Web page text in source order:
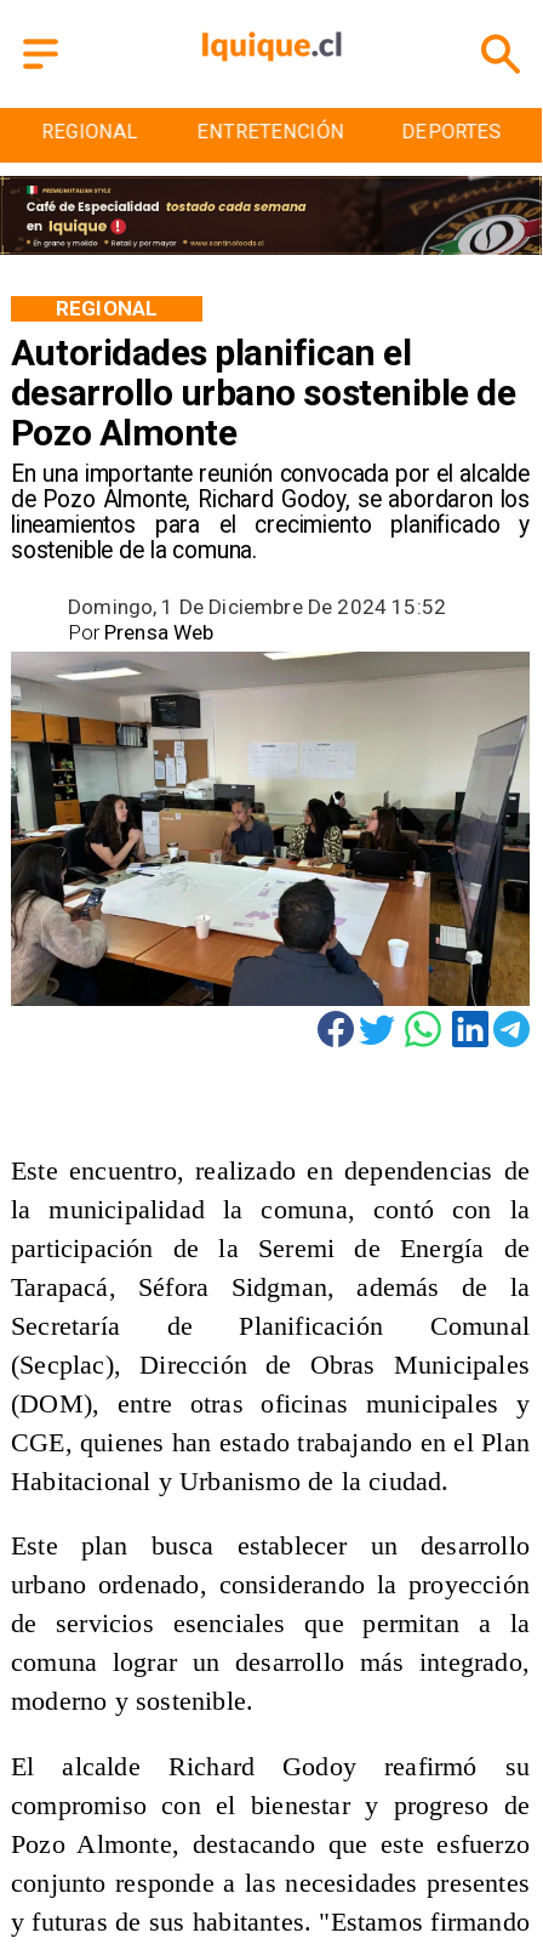
ENTRETENCIÓN DEPORTES CULTURA
Autoridades planifican el
desarrollo urbano sostenible de
Pozo Almonte
En una importante reunión convocada por el alcalde
de Pozo Almonte, Richard Godoy, se abordaron los
lineamientos para el crecimiento planificado y
sostenible de la comuna. ​
REGIONAL
Domingo, 1 De Diciembre De 2024 15:52
Prensa Web
Por
​Este encuentro, realizado en dependencias de
la municipalidad la comuna, contó con la
participación de la Seremi de Energía de
Tarapacá, Séfora Sidgman, además de la
Secretaría de Planificación Comunal
(Secplac), Dirección de Obras Municipales
(DOM), entre otras oficinas municipales y
CGE, quienes han estado trabajando en el Plan
Habitacional y Urbanismo de la ciudad.
Este plan busca establecer un desarrollo
urbano ordenado, considerando la proyección
de servicios esenciales que permitan a la
comuna lograr un desarrollo más integrado,
moderno y sostenible.
El alcalde Richard Godoy reafirmó su
compromiso con el bienestar y progreso de
Pozo Almonte, destacando que este esfuerzo
conjunto responde a las necesidades presentes
y futuras de sus habitantes. "Estamos firmando